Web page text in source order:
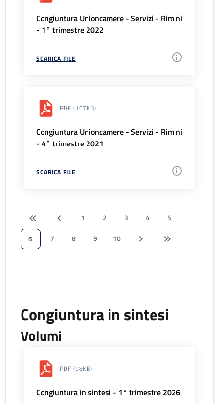
Congiuntura Unioncamere - Servizi - Rimini
- 1° trimestre 2022
SCARICA FILE
PDF (167KB)
Congiuntura Unioncamere - Servizi - Rimini
- 4° trimestre 2021
SCARICA FILE
1 2 3 4
5
6
7 8 9 10
Congiuntura in sintesi
Volumi
PDF (98KB)
Congiuntura in sintesi - 1° trimestre 2026